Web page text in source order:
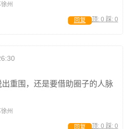
州
顶: 0 踩: 0
回复
重围，还是要借助圈子的人脉
州
顶: 0 踩: 0
回复